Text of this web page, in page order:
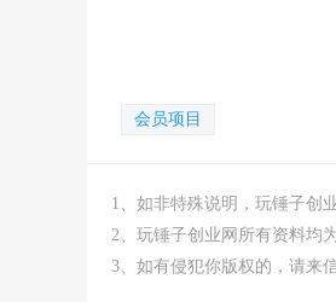
会员项目
1、如非特殊说明，玩锤子创
2、玩锤子创业网所有资料均
3、如有侵犯你版权的，请来